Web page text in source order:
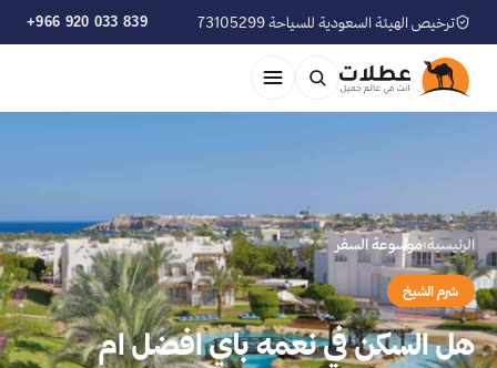
ترخيص الهيئة السعودية للسياحة 73105299 +966 920 033 839
الرئيسية›موسوعة السفر
شرم الشيخ
هل السكن في نعمه باي افضل ام